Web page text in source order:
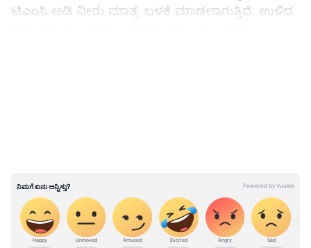
ಟಿಎಂಸಿ ಅಡಿ ನೀರು ಮಾತ್ರ ಬಳಕೆ ಮಾಡಲಾಗುತ್ತಿದೆ. ಉಳಿದ
ದಿನಗಳಲ್ಲಿ ಮಾತ್ರ ಕೆರೆಗಳಿಂದ ನೀರು ಪಡೆಯಲಾಗುತ್ತದೆ.
ಅದಕ್ಕಾಗಿ ಕೆರೆಗಳ ನೀರು ಸಂಗ್ರಹ ಸಾಮರ್ಥ್ಯ ಹತ್ತು ಪಟ್ಟು
ಹೆಚ್ಚಿಸಲಾಗುವುದು. ಅದರಿಂದ ರೈತರಿಗೂ ಅನುಕೂಲವಾಗಲಿದೆ
ಎಂದು ವಿವರಿಸಿದರು. ಸದ್ಯ ಅಗರ ಮತ್ತು ಮದ್ದೂರು ಕೆರೆಗಳ